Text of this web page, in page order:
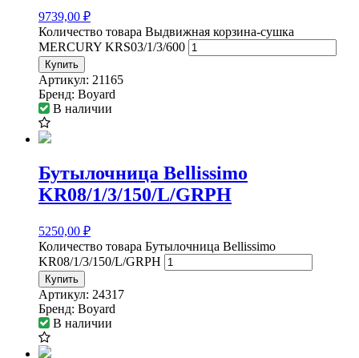
9739,00 ₽
Количество товара Выдвижная корзина-сушка
MERCURY KRS03/1/3/600
Купить
Артикул: 21165
Бренд: Boyard
В наличии
Бутылочница Bellissimo
KR08/1/3/150/L/GRPH
5250,00 ₽
Количество товара Бутылочница Bellissimo
KR08/1/3/150/L/GRPH
Купить
Артикул: 24317
Бренд: Boyard
В наличии